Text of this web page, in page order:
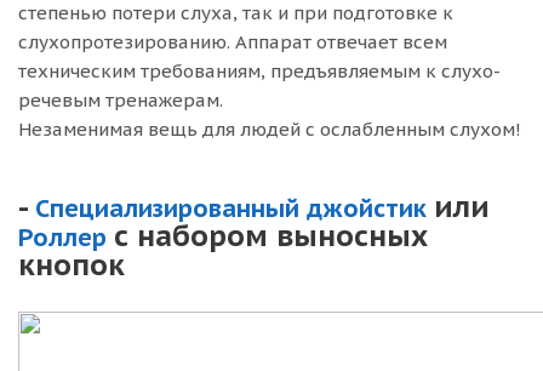
степенью потери слуха, так и при подготовке к
слухопротезированию. Аппарат отвечает всем
техническим требованиям, предъявляемым к слухо-
речевым тренажерам.
Незаменимая вещь для людей с ослабленным слухом!
- Специализированный джойстик или
Роллер с набором выносных
кнопок